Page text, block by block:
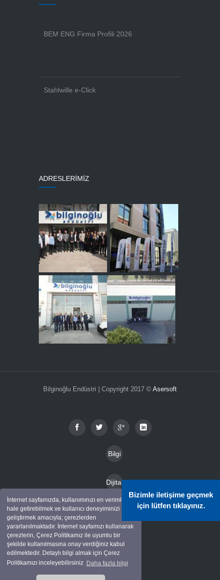
İnternet sayfamızda, kullanımınızı en verimli
hale getirebilmek ve kullanıcı deneyiminizi
geliştirmek amacıyla; çerezlerden
yararlanılmaktadır. İnternet sayfamızı kullanarak
çerezlerin, Çerez Politikamız ile uyumlu bir
şekilde kullanılmasına onay verdiğiniz kabul
edilmektedir. Detaylı bilgi almak için Çerez
Politikamızı inceleyebilirsiniz Daha fazla bilgi
Bizimle iletişime geçmek
için lütfen tıklayınız.
BEM ENG Firma Profili 2026
Stahlwille e-Click
ADRESLERİMİZ
Bilginoğlu Endüstri | Copyright 2017 © Asersoft
Bilgi
mu
Hizm
etleri
Dijital
Katal
Kam
pany
alar
Mark
alar
İletişi